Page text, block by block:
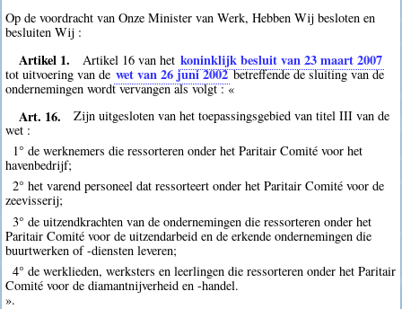
Op de voordracht van Onze Minister van Werk, Hebben Wij besloten en
besluiten Wij :
Artikel 1. Artikel 16 van het koninklijk besluit van 23 maart 2007
tot uitvoering van de wet van 26 juni 2002betreffende de sluiting van de
ondernemingen wordt vervangen als volgt : «
Art. 16.
Zijn uitgesloten van het toepassingsgebied van titel III van de
wet :
1° de werknemers die ressorteren onder het Paritair Comité voor het
havenbedrijf;
2° het varend personeel dat ressorteert onder het Paritair Comité voor de
zeevisserij;
3° de uitzendkrachten van de ondernemingen die ressorteren onder het
Paritair Comité voor de uitzendarbeid en de erkende ondernemingen die
buurtwerken of -diensten leveren;
4° de werklieden, werksters en leerlingen die ressorteren onder het Paritair
Comité voor de diamantnijverheid en -handel.
».